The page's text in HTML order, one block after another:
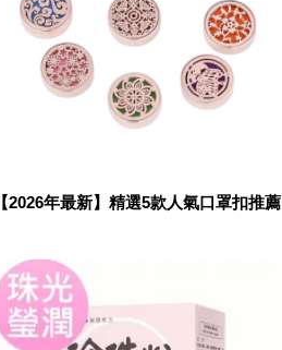
【2026年最新】精選5款人氣口罩扣推薦